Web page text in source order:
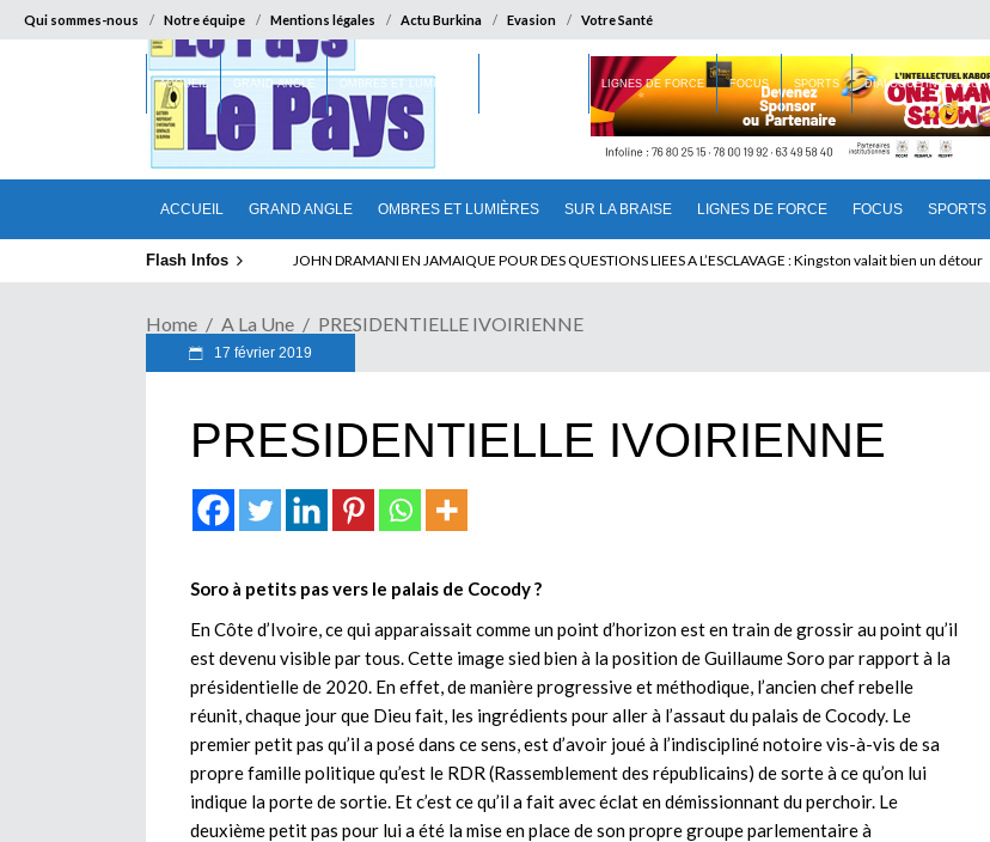
Qui sommes-nous Notre équipe Mentions légales Actu Burkina Evasion Votre Santé
ACCUEIL GRAND ANGLE OMBRES ET LUMIÈRES SUR LA BRAISE LIGNES DE FORCE FOCUS SPORTS
ACCUEIL GRAND ANGLE OMBRES ET LUMIÈRES LIGNES DE FORCE FOCUS SPORTS DIALOGUE INTERIEUR
Flash Infos ELECTION DE TALON A LA TETE DU SENAT BENINOIS : Quand Patrice quitte le pouvoir sans partir !
Home A La Une PRESIDENTIELLE IVOIRIENNE
17 février 2019
PRESIDENTIELLE IVOIRIENNE
Soro à petits pas vers le palais de Cocody ?
En Côte d’Ivoire, ce qui apparaissait comme un point d’horizon est en train de grossir au point qu’il
est devenu visible par tous. Cette image sied bien à la position de Guillaume Soro par rapport à la
présidentielle de 2020. En effet, de manière progressive et méthodique, l’ancien chef rebelle
réunit, chaque jour que Dieu fait, les ingrédients pour aller à l’assaut du palais de Cocody. Le
premier petit pas qu’il a posé dans ce sens, est d’avoir joué à l’indiscipliné notoire vis-à-vis de sa
propre famille politique qu’est le RDR (Rassemblement des républicains) de sorte à ce qu’on lui
indique la porte de sortie. Et c’est ce qu’il a fait avec éclat en démissionnant du perchoir. Le
deuxième petit pas pour lui a été la mise en place de son propre groupe parlementaire à